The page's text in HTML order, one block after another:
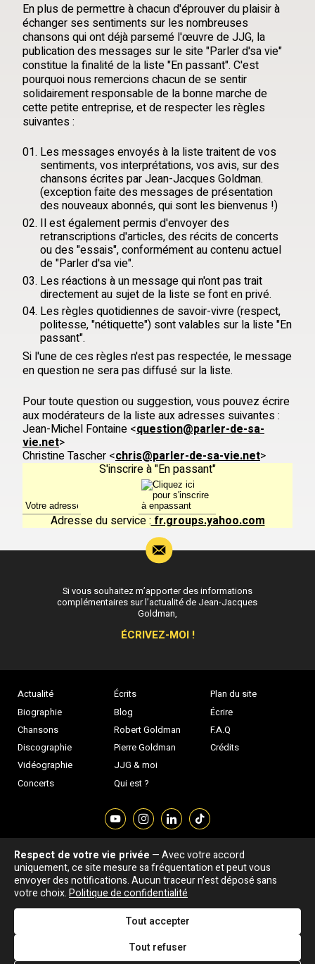
En plus de permettre à chacun d'éprouver du plaisir à
échanger ses sentiments sur les nombreuses
chansons qui ont déjà parsemé l'œuvre de JJG, la
publication des messages sur le site "Parler d'sa vie"
constitue la finalité de la liste "En passant". C'est
pourquoi nous remercions chacun de se sentir
solidairement responsable de la bonne marche de
cette petite entreprise, et de respecter les règles
suivantes :
Les messages envoyés à la liste traitent de vos
sentiments, vos interprétations, vos avis, sur des
chansons écrites par Jean-Jacques Goldman.
(exception faite des messages de présentation
des nouveaux abonnés, qui sont les bienvenus !)
Il est également permis d'envoyer des
retranscriptions d'articles, des récits de concerts
ou des "essais", conformément au contenu actuel
de "Parler d'sa vie".
Les réactions à un message qui n'ont pas trait
directement au sujet de la liste se font en privé.
Les règles quotidiennes de savoir-vivre (respect,
politesse, "nétiquette") sont valables sur la liste "En
passant".
Si l'une de ces règles n'est pas respectée, le message
en question ne sera pas diffusé sur la liste.
Pour toute question ou suggestion, vous pouvez écrire
aux modérateurs de la liste aux adresses suivantes :
Jean-Michel Fontaine <question@parler-de-sa-
vie.net>
Christine Tascher <chris@parler-de-sa-vie.net>
S'inscrire à "En passant"
Adresse du service : fr.groups.yahoo.com
Actualité
Biographie
Chansons
Discographie
Vidéographie
Concerts
Écrits
Blog
Robert Goldman
Pierre Goldman
JJG & moi
Qui est ?
Plan du site
Écrire
F.A.Q
Crédits
Si vous souhaitez m’apporter des informations
complémentaires sur l’actualité de Jean-Jacques
Goldman,
ÉCRIVEZ-MOI !
Association "Parler d'sa vie" © Depuis 1997 - Tous droits réservés |
Signaler une erreur |Confidentialité|Gestion des cookies|Dernière
mise à jour : 05/08/2026
DESIGNED &
DEVELOPED BY
Respect de votre vie privée — Avec votre accord
uniquement, ce site mesure sa fréquentation et peut vous
envoyer des notifications. Aucun traceur n’est déposé sans
votre choix.Politique de confidentialité
Tout accepter
Tout refuser